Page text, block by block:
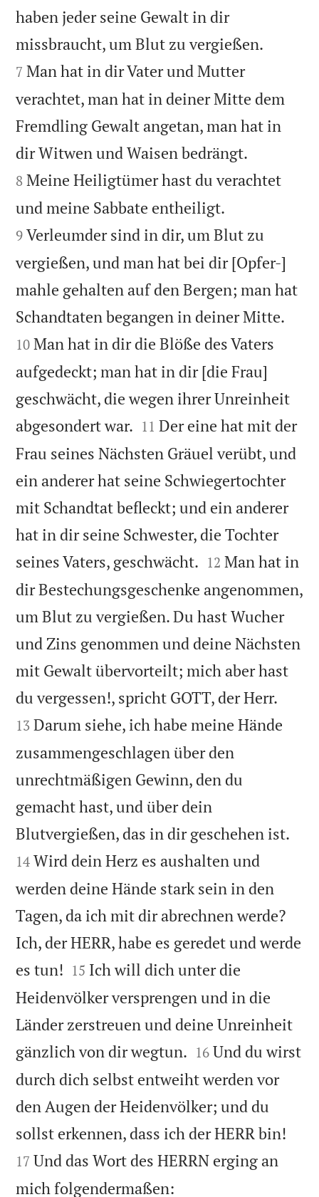
haben jeder seine Gewalt in dir
missbraucht, um Blut zu vergießen.
7 Man hat in dir Vater und Mutter
verachtet, man hat in deiner Mitte dem
Fremdling Gewalt angetan, man hat in
dir Witwen und Waisen bedrängt.
8 Meine Heiligtümer hast du verachtet
und meine Sabbate entheiligt.
9 Verleumder sind in dir, um Blut zu
vergießen, und man hat bei dir [Opfer-]
mahle gehalten auf den Bergen; man hat
Schandtaten begangen in deiner Mitte.
10 Man hat in dir die Blöße des Vaters
aufgedeckt; man hat in dir [die Frau]
geschwächt, die wegen ihrer Unreinheit
abgesondert war. 

11 Der eine hat mit der
Frau seines Nächsten Gräuel verübt, und
ein anderer hat seine Schwiegertochter
mit Schandtat befleckt; und ein anderer
hat in dir seine Schwester, die Tochter
seines Vaters, geschwächt. 

12 Man hat in
dir Bestechungsgeschenke angenommen,
um Blut zu vergießen. Du hast Wucher
und Zins genommen und deine Nächsten
mit Gewalt übervorteilt; mich aber hast
du vergessen!, spricht GOTT, der Herr.
13 Darum siehe, ich habe meine Hände
zusammengeschlagen über den
unrechtmäßigen Gewinn, den du
gemacht hast, und über dein
Blutvergießen, das in dir geschehen ist.
14 Wird dein Herz es aushalten und
werden deine Hände stark sein in den
Tagen, da ich mit dir abrechnen werde?
Ich, der HERR, habe es geredet und werde
es tun! 

15 Ich will dich unter die
Heidenvölker versprengen und in die
Länder zerstreuen und deine Unreinheit
gänzlich von dir wegtun. 

16 Und du wirst
durch dich selbst entweiht werden vor
den Augen der Heidenvölker; und du
sollst erkennen, dass ich der HERR bin!
17 Und das Wort des HERRN erging an
mich folgendermaßen: